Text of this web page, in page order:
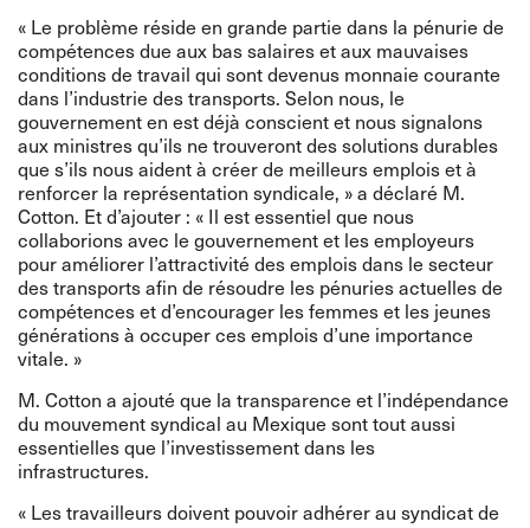
« Le problème réside en grande partie dans la pénurie de
compétences due aux bas salaires et aux mauvaises
conditions de travail qui sont devenus monnaie courante
dans l’industrie des transports. Selon nous, le
gouvernement en est déjà conscient et nous signalons
aux ministres qu’ils ne trouveront des solutions durables
que s’ils nous aident à créer de meilleurs emplois et à
renforcer la représentation syndicale, » a déclaré M.
Cotton. Et d’ajouter : « Il est essentiel que nous
collaborions avec le gouvernement et les employeurs
pour améliorer l’attractivité des emplois dans le secteur
des transports afin de résoudre les pénuries actuelles de
compétences et d’encourager les femmes et les jeunes
générations à occuper ces emplois d’une importance
vitale. »
M. Cotton a ajouté que la transparence et l’indépendance
du mouvement syndical au Mexique sont tout aussi
essentielles que l’investissement dans les
infrastructures.
« Les travailleurs doivent pouvoir adhérer au syndicat de